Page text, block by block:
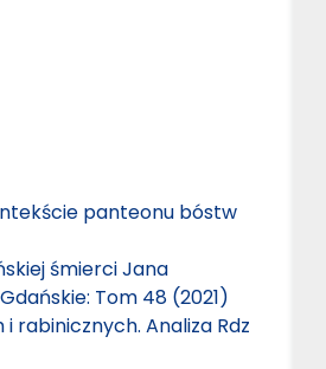
panteonu bóstw
śmierci Jana
Tom 48 (2021)
rabinicznych. Analiza Rdz